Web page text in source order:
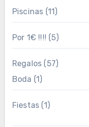
Piscinas (11)
Por 1€ !!!! (5)
Regalos (57)
Boda (1)
Fiestas (1)